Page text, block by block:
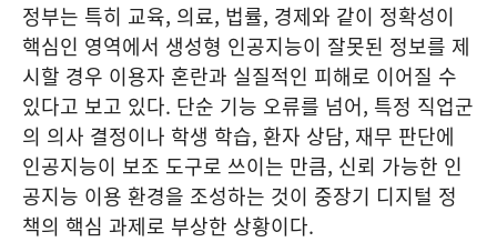
정부는 특히 교육, 의료, 법률, 경제와 같이 정확성이
핵심인 영역에서 생성형 인공지능이 잘못된 정보를 제
시할 경우 이용자 혼란과 실질적인 피해로 이어질 수
있다고 보고 있다. 단순 기능 오류를 넘어, 특정 직업군
의 의사 결정이나 학생 학습, 환자 상담, 재무 판단에
인공지능이 보조 도구로 쓰이는 만큼, 신뢰 가능한 인
공지능 이용 환경을 조성하는 것이 중장기 디지털 정
책의 핵심 과제로 부상한 상황이다.